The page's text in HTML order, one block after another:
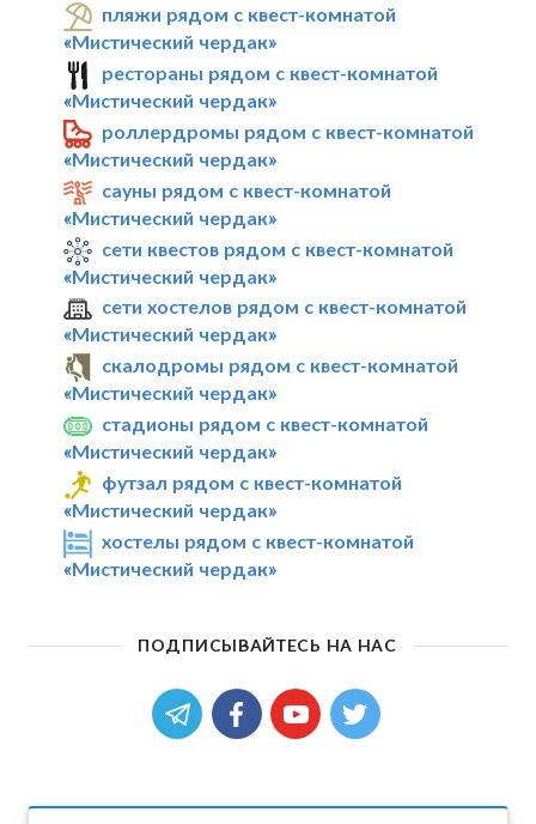
пляжи рядом с квест-комнатой
«Мистический чердак»
рестораны рядом с квест-комнатой
«Мистический чердак»
роллердромы рядом с квест-комнатой
«Мистический чердак»
сауны рядом с квест-комнатой
«Мистический чердак»
сети квестов рядом с квест-комнатой
«Мистический чердак»
сети хостелов рядом с квест-комнатой
«Мистический чердак»
скалодромы рядом с квест-комнатой
«Мистический чердак»
стадионы рядом с квест-комнатой
«Мистический чердак»
футзал рядом с квест-комнатой
«Мистический чердак»
хостелы рядом с квест-комнатой
«Мистический чердак»
ПОДПИСЫВАЙТЕСЬ НА НАС